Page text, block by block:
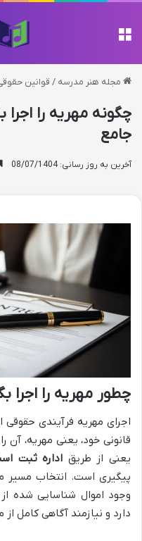
مجله هنر مدرسه / قوانین
چگونه مهریه را اجرا
جامع
آخرین به روز رسانی: 08/07/1404
چطور مهریه را اجرا
اجرای مهریه فرآیندی
قانونی خود، یعنی مهریه، آن
یعنی از طریق اداره ثبت
پیگیری است. انتخاب مسیر
وجود اموال شناسایی شده
دارد و نیازمند آگاهی کامل